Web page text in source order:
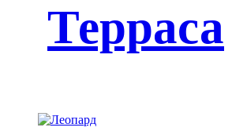
Терраса